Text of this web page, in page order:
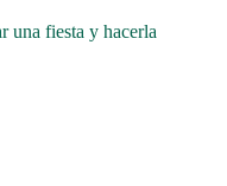
una fiesta y hacerla